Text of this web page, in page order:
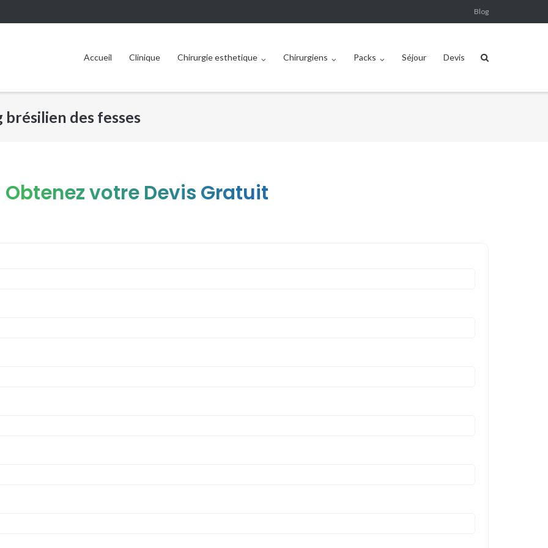
Blog
Accueil Clinique Chirurgie esthetique Chirurgiens Packs Séjour Devis
des fesses
Obtenez votre Devis Gratuit